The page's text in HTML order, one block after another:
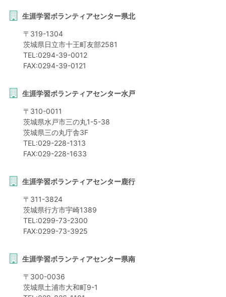
生涯学習ボランティアセンター県北
〒 319-1304
茨城県日立市十王町友部2581
TEL:0294-39-0012
FAX:0294-39-0121
生涯学習ボランティアセンター水戸
〒 310-0011
茨城県水戸市三の丸1-5-38
茨城県三の丸庁舎3F
TEL:029-228-1313
FAX:029-228-1633
生涯学習ボランティアセンター鹿行
〒 311-3824
茨城県行方市宇崎1389
TEL:0299-73-2300
FAX:0299-73-3925
生涯学習ボランティアセンター県南
〒 300-0036
茨城県土浦市大和町9-1